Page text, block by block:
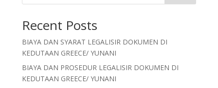
Recent Posts
BIAYA DAN SYARAT LEGALISIR DOKUMEN DI
KEDUTAAN GREECE/ YUNANI
BIAYA DAN PROSEDUR LEGALISIR DOKUMEN DI
KEDUTAAN GREECE/ YUNANI